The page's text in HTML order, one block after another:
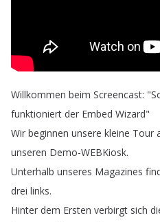
Willkommen beim Screencast: "
funktioniert der Embed Wizard"
Wir beginnen unsere kleine Tour
unseren Demo-WEBKiosk.
Unterhalb unseres Magazines
drei links.
Hinter dem Ersten verbirgt sich